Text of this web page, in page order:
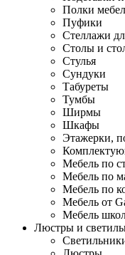
Полки
Пуфики
Стеллажи
Столы и
Стулья
Сундуки
Табуреты
Тумбы
Ширмы
Шкафы
Этажерки,
Мебель по
Мебель по
Мебель по
Мебель от
Мебель
Люстры и